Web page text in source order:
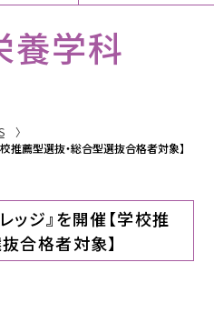
養学科
推薦型選抜・総合型選抜合格者対象】
ッジ』を開催【学校推
合格者対象】